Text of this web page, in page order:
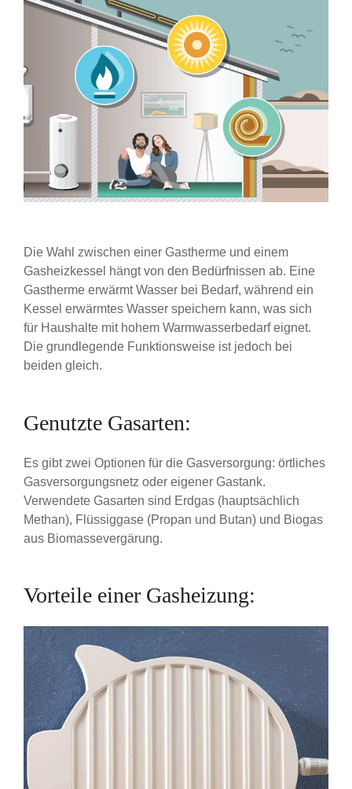
Die Wahl zwischen einer Gastherme und einem
Gasheizkessel hängt von den Bedürfnissen ab. Eine
Gastherme erwärmt Wasser bei Bedarf, während ein
Kessel erwärmtes Wasser speichern kann, was sich
für Haushalte mit hohem Warmwasserbedarf eignet.
Die grundlegende Funktionsweise ist jedoch bei
beiden gleich.
Genutzte Gasarten:
Es gibt zwei Optionen für die Gasversorgung: örtliches
Gasversorgungsnetz oder eigener Gastank.
Verwendete Gasarten sind Erdgas (hauptsächlich
Methan), Flüssiggase (Propan und Butan) und Biogas
aus Biomassevergärung.
Vorteile einer Gasheizung: